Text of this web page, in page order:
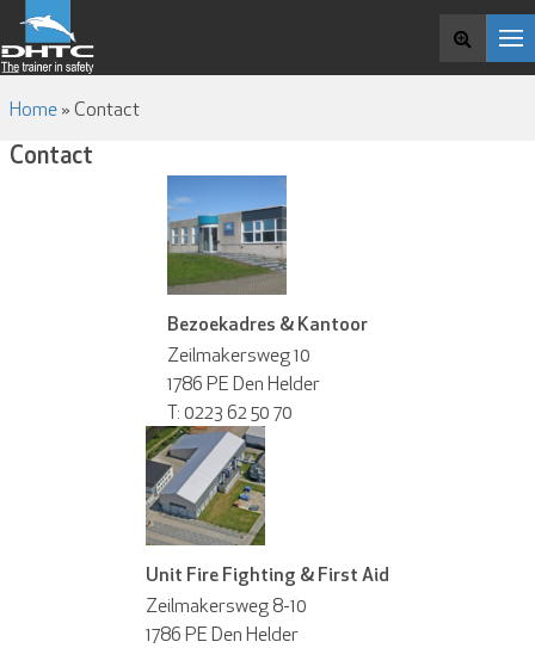
CURSUSAANBOD
OVER DHTC
VACATURES
NIEUWS EN MEDIA
Zoek en boek
Home» Contact
Contact
Bezoekadres & Kantoor
Zeilmakersweg 10
1786 PE Den Helder
T: 0223 62 50 70
Unit Fire Fighting & First Aid
Zeilmakersweg 8-10
1786 PE Den Helder